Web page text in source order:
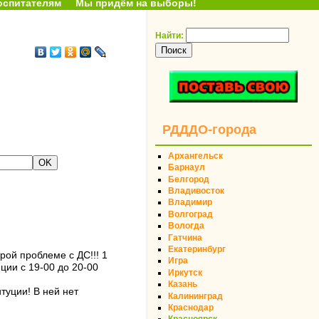
Мы придём на выборы!
проблеме с ДС!!! 1
с 19-00 до 20-00
В ней нет
Найти:
РДДДО-города
Архангельск
Барнаул
Белгород
Владивосток
Владимир
Волгоград
Вологда
Гатчина
Екатеринбург
Игра
Иркутск
Казань
Калининград
Краснодар